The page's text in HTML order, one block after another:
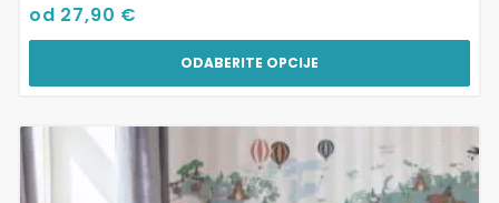
od 27,90 €
ODABERITE OPCIJE
Ovaj